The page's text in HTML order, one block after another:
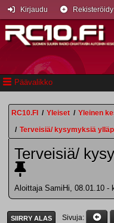
Päävalikko
Kirjaudu Rekisteröidy
RC10.FI / Yleiset / Yleinen
/ Terveisiä/ kysymyksiä
Terveisiä/
Aloittaja SamiHi, 08.01.10 -
SIIRRY ALAS Sivuja